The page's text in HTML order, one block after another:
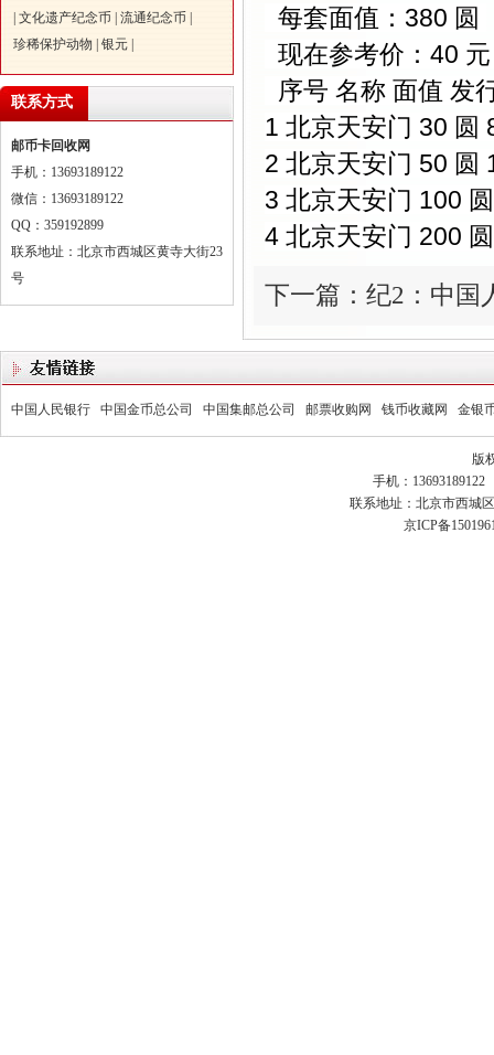
文化遗产纪念币 流通纪念币
珍稀保护动物
银元
联系方式
邮币卡回收网
手机：13693189122
微信：13693189122
QQ：359192899
联系地址：北京市西城区黄寺大街23
号
每套面值：380 圆
现在参考价：40
序号 名称 面值 发
1 北京天安门 30 圆
2 北京天安门 50 圆
3 北京天安门 100
4 北京天安门 200
下一篇：纪2：中国
中国人民银行 中国金币总公司 中国集邮总公司 邮票收购网 钱币收藏网 金银
版
手机：13693189122
联系地址：北京市西城
京ICP备